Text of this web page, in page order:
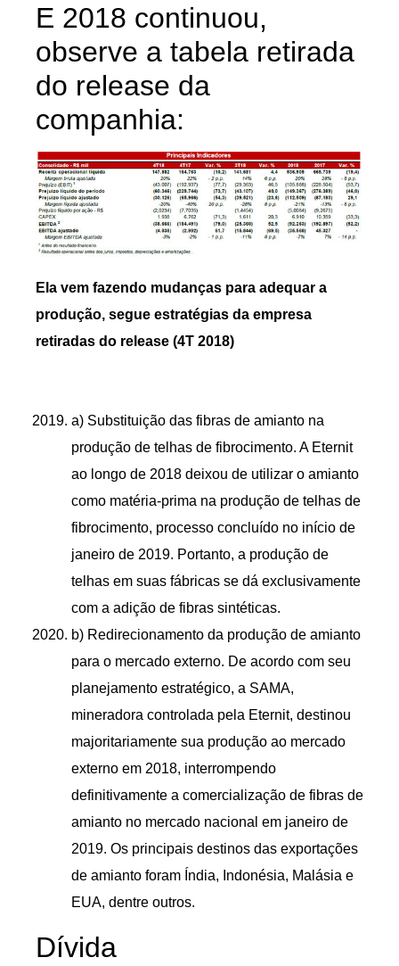
E 2018 continuou,
observe a tabela retirada
do release da
companhia:
Ela vem fazendo mudanças para adequar a
produção, segue estratégias da empresa
retiradas do release (4T 2018)
a) Substituição das fibras de amianto na
produção de telhas de fibrocimento. A Eternit
ao longo de 2018 deixou de utilizar o amianto
como matéria-prima na produção de telhas de
fibrocimento, processo concluído no início de
janeiro de 2019. Portanto, a produção de
telhas em suas fábricas se dá exclusivamente
com a adição de fibras sintéticas.
b) Redirecionamento da produção de amianto
para o mercado externo. De acordo com seu
planejamento estratégico, a SAMA,
mineradora controlada pela Eternit, destinou
majoritariamente sua produção ao mercado
externo em 2018, interrompendo
definitivamente a comercialização de fibras de
amianto no mercado nacional em janeiro de
2019. Os principais destinos das exportações
de amianto foram Índia, Indonésia, Malásia e
EUA, dentre outros.
Dívida